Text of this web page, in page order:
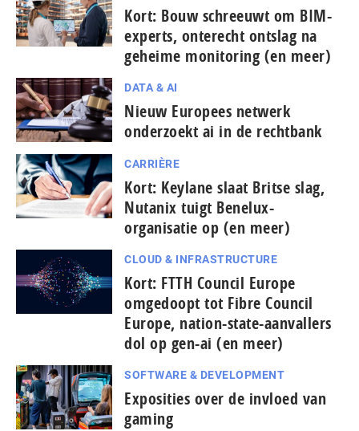
Kort: Bouw schreeuwt om BIM-
experts, onterecht ontslag na
geheime monitoring (en meer)
DATA & AI
Nieuw Europees netwerk
onderzoekt ai in de rechtbank
CARRIÈRE
Kort: Keylane slaat Britse slag,
Nutanix tuigt Benelux-
organisatie op (en meer)
CLOUD & INFRASTRUCTURE
Kort: FTTH Council Europe
omgedoopt tot Fibre Council
Europe, nation-state-aanvallers
dol op gen-ai (en meer)
SOFTWARE & DEVELOPMENT
Exposities over de invloed van
gaming